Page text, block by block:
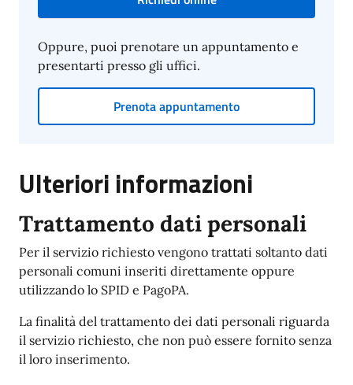
Oppure, puoi prenotare un appuntamento e
presentarti presso gli uffici.
Prenota appuntamento
Ulteriori informazioni
Trattamento dati personali
Per il servizio richiesto vengono trattati soltanto dati
personali comuni inseriti direttamente oppure
utilizzando lo SPID e PagoPA.
La finalità del trattamento dei dati personali riguarda
il servizio richiesto, che non può essere fornito senza
il loro inserimento.